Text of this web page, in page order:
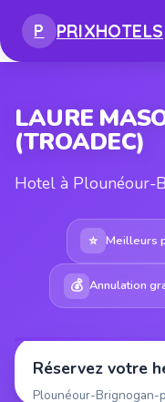
P PRIXHOTELS
LAURE
(TROADEC)
Hotel à Plounéour-
⭐ Meilleurs
💰 Annulation
Réservez votre
Plounéour-Brignogan-